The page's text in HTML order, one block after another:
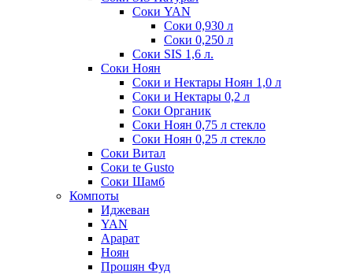
Соки YAN
Соки 0,930 л
Соки 0,250 л
Соки SIS 1,6 л.
Соки Ноян
Соки и Нектары Ноян 1,0 л
Соки и Нектары 0,2 л
Соки Органик
Соки Ноян 0,75 л стекло
Соки Ноян 0,25 л стекло
Соки Витал
Соки te Gusto
Соки Шамб
Компоты
Иджеван
YAN
Арарат
Ноян
Прошян Фуд